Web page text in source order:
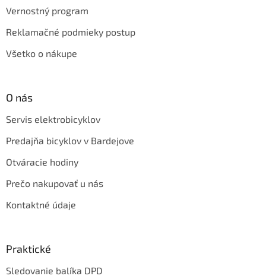
Vernostný program
Reklamačné podmieky postup
Všetko o nákupe
O nás
Servis elektrobicyklov
Predajňa bicyklov v Bardejove
Otváracie hodiny
Prečo nakupovať u nás
Kontaktné údaje
Praktické
Sledovanie balíka DPD